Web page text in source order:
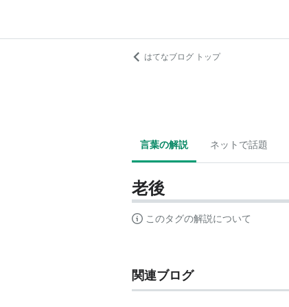
はてなブログ トップ
言葉の解説 ネットで話題
老後
このタグの解説について
関連ブログ